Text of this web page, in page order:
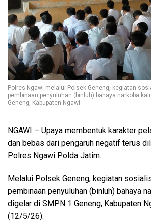
Polres Ngawi melalui Polsek Geneng, kegiatan
pembinaan penyuluhan (binluh) bahaya narkoba kali
Geneng, Kabupaten Ngawi
NGAWI – Upaya membentuk karakter
dan bebas dari pengaruh negatif terus
Polres Ngawi Polda Jatim.
Melalui Polsek Geneng, kegiatan
pembinaan penyuluhan (binluh) bahaya
digelar di SMPN 1 Geneng, Kabupaten
(12/5/26).